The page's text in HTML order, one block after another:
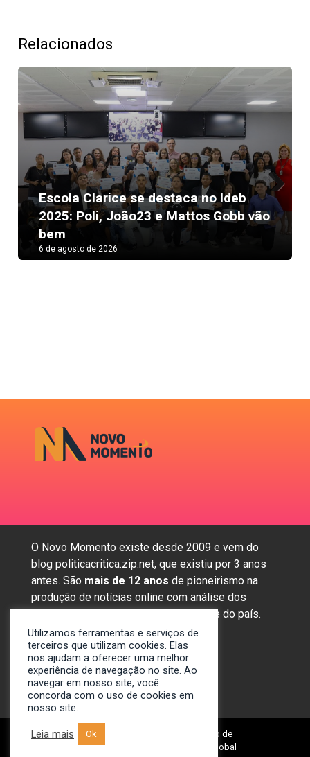
Relacionados
Escola Clarice se destaca no Ideb
2025: Poli, João23 e Mattos Gobb vão
bem
6 de agosto de 2026
Next
O Novo Momento existe desde 2009 e vem do
blog politicacritica.zip.net, que existiu por 3 anos
antes. São mais de 12 anos de pioneirismo na
produção de notícias online com análise dos
assuntos mais importantes da região e do país.
Sobre nós
Anunciar
Contato
© 2009-2024. Portal Novo Momento de
Notícias. Desenvolvido por: Spivit Global
Utilizamos ferramentas e serviços de
terceiros que utilizam cookies. Elas
nos ajudam a oferecer uma melhor
experiência de navegação no site. Ao
navegar em nosso site, você
concorda com o uso de cookies em
nosso site.
Leia mais Ok